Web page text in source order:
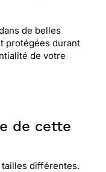
de belles
protégées durant
de votre
de cette
différentes.